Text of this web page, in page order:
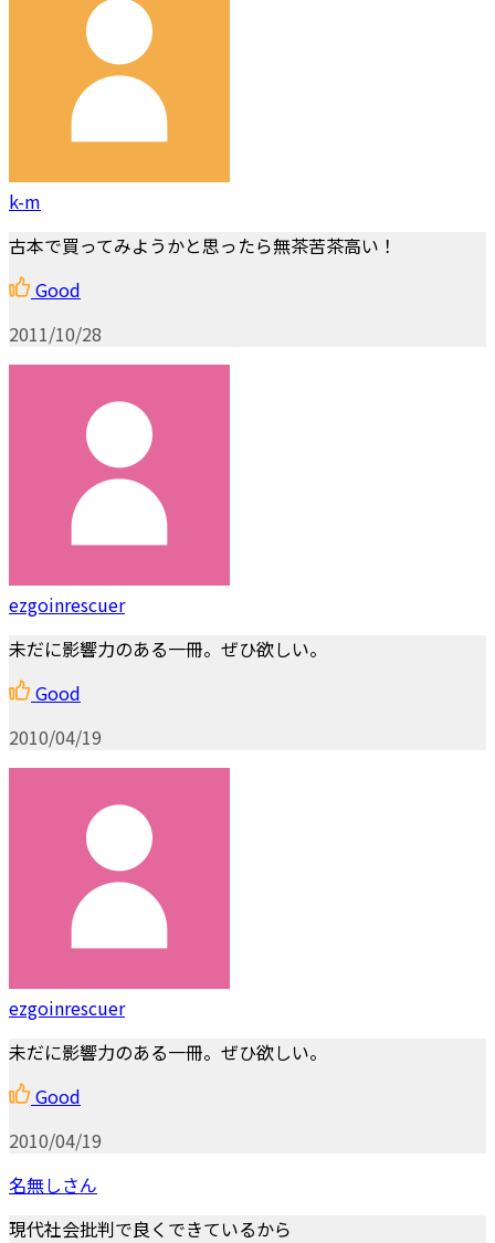
k-m
古本で買ってみようかと思ったら無茶苦茶高い！
Good
2011/10/28
ezgoinrescuer
未だに影響力のある一冊。ぜひ欲しい。
Good
2010/04/19
ezgoinrescuer
未だに影響力のある一冊。ぜひ欲しい。
Good
2010/04/19
名無しさん
現代社会批判で良くできているから